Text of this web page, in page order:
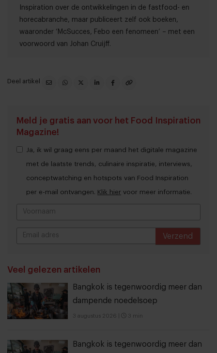
Inspiration over de ontwikkelingen in de fastfood- en
horecabranche, maar publiceert zelf ook boeken,
waaronder ‘McSucces, Febo een fenomeen’ – met een
voorwoord van Johan Cruijff.
Deel artikel
Meld je gratis aan voor het Food Inspiration
Magazine!
Ja, ik wil graag eens per maand het digitale magazine
met de laatste trends, culinaire inspiratie, interviews,
conceptwatching en hotspots van Food Inspiration
per e-mail ontvangen. Klik hier voor meer informatie.
Verzend
Veel gelezen artikelen
Bangkok is tegenwoordig meer dan
dampende noedelsoep
3 augustus 2026 3 min
Bangkok is tegenwoordig meer dan